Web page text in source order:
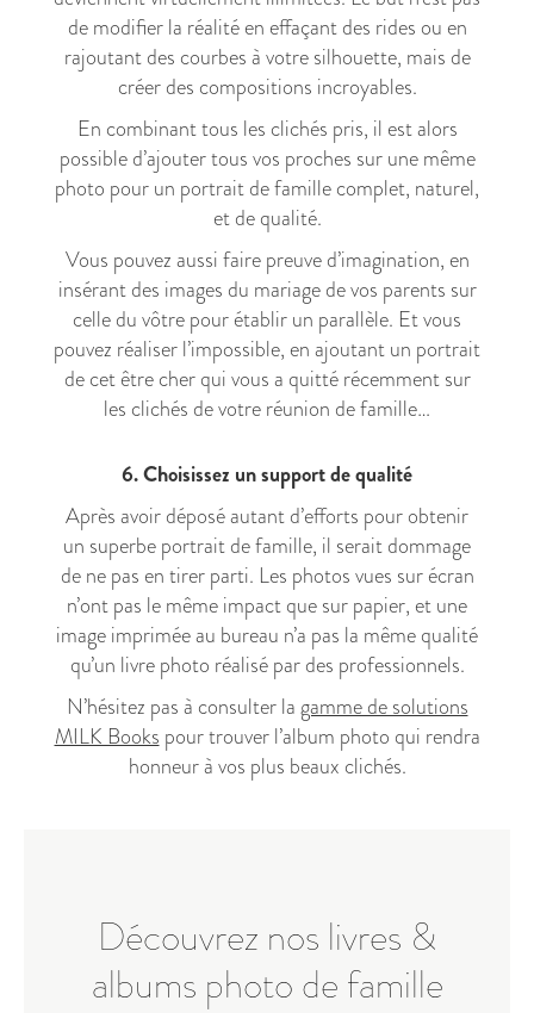
de modifier la réalité en effaçant des rides ou en
rajoutant des courbes à votre silhouette, mais de
créer des compositions incroyables.
En combinant tous les clichés pris, il est alors
possible d’ajouter tous vos proches sur une même
photo pour un portrait de famille complet, naturel,
et de qualité.
Vous pouvez aussi faire preuve d’imagination, en
insérant des images du mariage de vos parents sur
celle du vôtre pour établir un parallèle. Et vous
pouvez réaliser l’impossible, en ajoutant un portrait
de cet être cher qui vous a quitté récemment sur
les clichés de votre réunion de famille…
6. Choisissez un support de qualité
Après avoir déposé autant d’efforts pour obtenir
un superbe portrait de famille, il serait dommage
de ne pas en tirer parti. Les photos vues sur écran
n’ont pas le même impact que sur papier, et une
image imprimée au bureau n’a pas la même qualité
qu’un livre photo réalisé par des professionnels.
N’hésitez pas à consulter lagamme de solutions
MILK Books pour trouver l’album photo qui rendra
honneur à vos plus beaux clichés.
Découvrez nos livres &
albums photo de famille